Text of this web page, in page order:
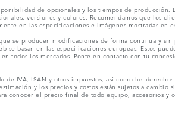
de opcionales y los tiempos de producción.
versiones y colores. Recomendamos que los
en las especificaciones e imágenes mostradas en
se producen modificaciones de forma continua y
basan en las especificaciones europeas. Estos
todos los mercados. Ponte en contacto con tu
IVA, ISAN y otros impuestos, así como los derechos
y los precios y costos están sujetos a cambio
conocer el precio final de todo equipo, accesorios y